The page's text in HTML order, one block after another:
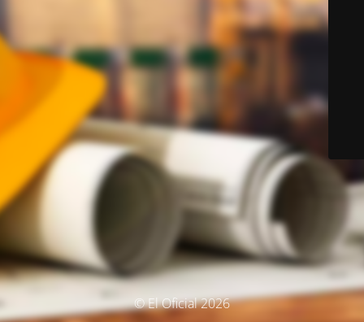
© El Oficial 2026